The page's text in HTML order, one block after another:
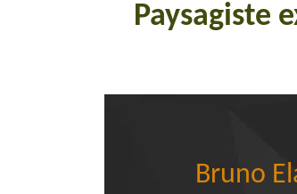
Paysagiste
Bruno